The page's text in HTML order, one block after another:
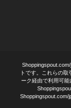
トです。これらの
ーク経由で利用可能
Shoppingspout.com/